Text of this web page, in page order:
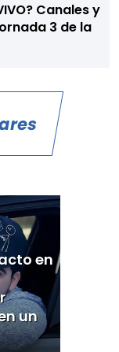
Canales y
3 de la
en
un